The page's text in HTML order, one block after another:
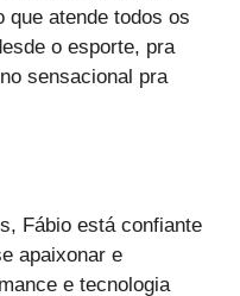
atende todos os
o esporte, pra
sensacional pra
Fábio está confiante
apaixonar e
e tecnologia